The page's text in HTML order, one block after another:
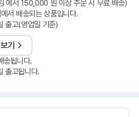
에서 150,000 원 이상 주문 시 무료 배송)
서 배송되는 상품입니다.
출고(영업일 기준)
기
송됩니다.
출고됩니다.